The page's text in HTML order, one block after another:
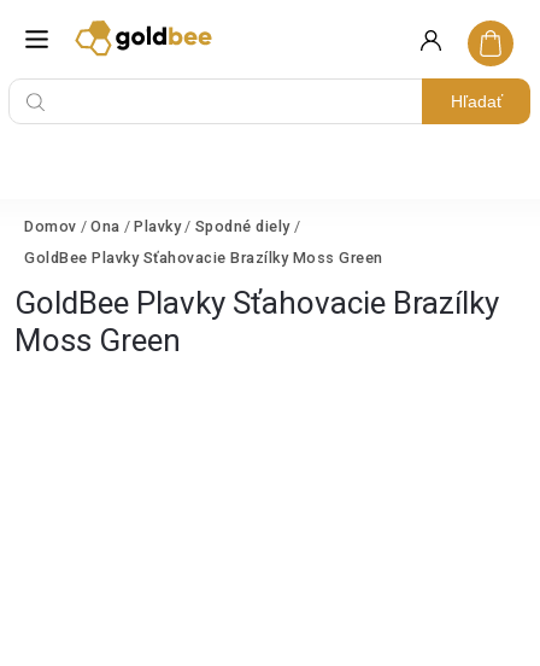
Hľadať
Domov / Ona / Plavky / Spodné diely /
GoldBee Plavky Sťahovacie Brazílky Moss Green
GoldBee Plavky Sťahovacie Brazílky
Moss Green